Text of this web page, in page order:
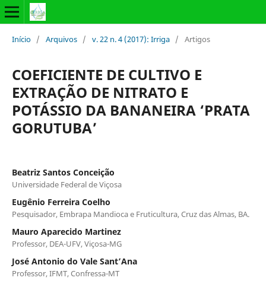
Início / Arquivos / v. 22 n. 4 (2017): Irriga / Artigos
COEFICIENTE DE CULTIVO E
EXTRAÇÃO DE NITRATO E
POTÁSSIO DA BANANEIRA ‘PRATA
GORUTUBA’
Beatriz Santos Conceição
Universidade Federal de Viçosa
Eugênio Ferreira Coelho
Pesquisador, Embrapa Mandioca e Fruticultura, Cruz das Almas, BA.
Mauro Aparecido Martinez
Professor, DEA-UFV, Viçosa-MG
José Antonio do Vale Sant’Ana
Professor, IFMT, Confressa-MT